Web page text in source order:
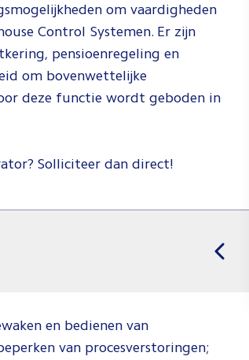
om vaardigheden
Control Systemen. Er zijn
pensioenregeling en
om bovenwettelijke
deze functie wordt geboden in
Solliciteer dan direct!
en bedienen van
van procesverstoringen;